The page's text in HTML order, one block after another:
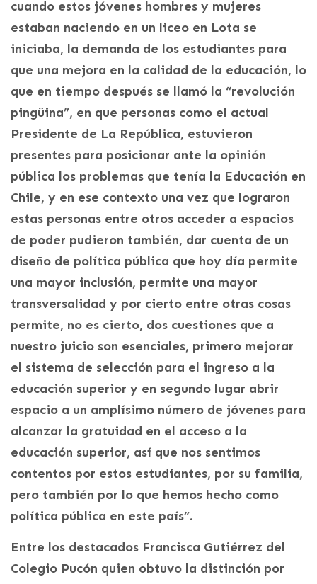
cuando estos jóvenes hombres y mujeres
estaban naciendo en un liceo en Lota se
iniciaba, la demanda de los estudiantes para
que una mejora en la calidad de la educación, lo
que en tiempo después se llamó la “revolución
pingüina”, en que personas como el actual
Presidente de La República, estuvieron
presentes para posicionar ante la opinión
pública los problemas que tenía la Educación en
Chile, y en ese contexto una vez que lograron
estas personas entre otros acceder a espacios
de poder pudieron también, dar cuenta de un
diseño de política pública que hoy día permite
una mayor inclusión, permite una mayor
transversalidad y por cierto entre otras cosas
permite, no es cierto, dos cuestiones que a
nuestro juicio son esenciales, primero mejorar
el sistema de selección para el ingreso a la
educación superior y en segundo lugar abrir
espacio a un amplísimo número de jóvenes para
alcanzar la gratuidad en el acceso a la
educación superior, así que nos sentimos
contentos por estos estudiantes, por su familia,
pero también por lo que hemos hecho como
política pública en este país”.
Entre los destacados Francisca Gutiérrez del
Colegio Pucón quien obtuvo la distinción por